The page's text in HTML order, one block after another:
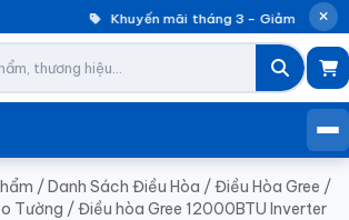
Khuyến mãi tháng 3 – Giảm đến
/Danh Sách Điều Hòa /Điều Hòa Gree /
Tường /Điều hòa Gree 12000BTU Inverter